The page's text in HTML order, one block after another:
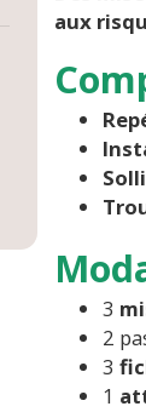
aux
3
2
3
1